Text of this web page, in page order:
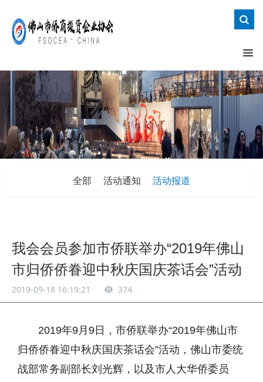
全部 活动通知 活动报道
我会会员参加市侨联举办“2019年佛山
市归侨侨眷迎中秋庆国庆茶话会”活动
2019-09-18 16:19:21 374
2019年9月9日，市侨联举办“2019年佛山市
归侨侨眷迎中秋庆国庆茶话会”活动，佛山市委统
战部常务副部长刘光辉，以及市人大华侨委员